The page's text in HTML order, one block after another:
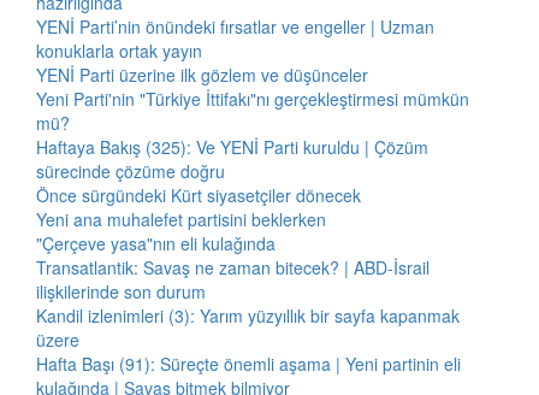
YENİ Parti’nin önündeki fırsatlar ve engeller | Uzman
konuklarla ortak yayın
YENİ Parti üzerine ilk gözlem ve düşünceler
Yeni Parti'nin "Türkiye İttifakı"nı gerçekleştirmesi mümkün
mü?
Haftaya Bakış (325): Ve YENİ Parti kuruldu | Çözüm
sürecinde çözüme doğru
Önce sürgündeki Kürt siyasetçiler dönecek
Yeni ana muhalefet partisini beklerken
"Çerçeve yasa"nın eli kulağında
Transatlantik: Savaş ne zaman bitecek? | ABD-İsrail
ilişkilerinde son durum
Kandil izlenimleri (3): Yarım yüzyıllık bir sayfa kapanmak
üzere
Hafta Başı (91): Süreçte önemli aşama | Yeni partinin eli
kulağında | Savaş bitmek bilmiyor